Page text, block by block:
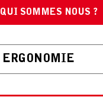
QUI SOMMES NOUS ?
ERGONOMIE